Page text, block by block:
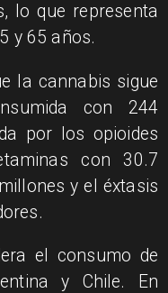
lo que representa
y 65 años.
la cannabis sigue
con 244
por los opioides
con 30.7
y el éxtasis
el consumo de
y Chile. En